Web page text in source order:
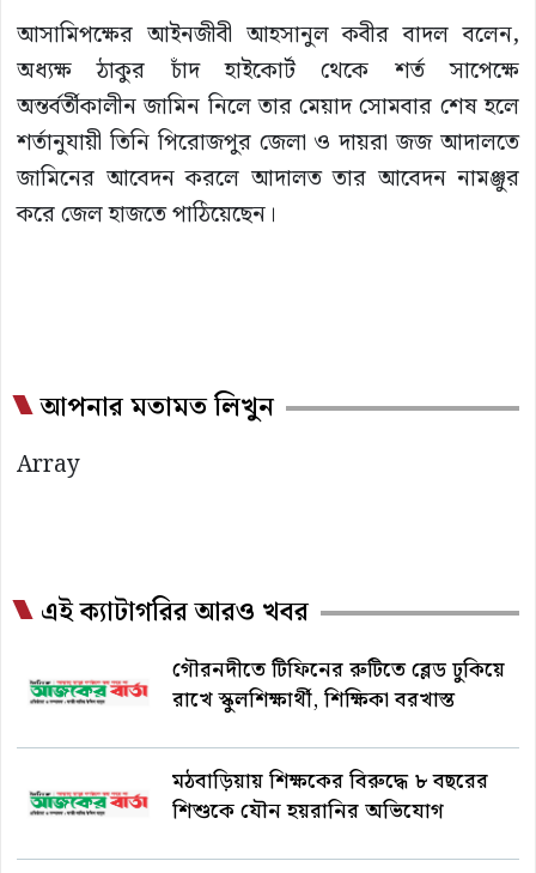
আসামিপক্ষের আইনজীবী আহসানুল কবীর বাদল বলেন,
অধ্যক্ষ ঠাকুর চাঁদ হাইকোর্ট থেকে শর্ত সাপেক্ষে
অন্তর্বর্তীকালীন জামিন নিলে তার মেয়াদ সোমবার শেষ হলে
শর্তানুযায়ী তিনি পিরোজপুর জেলা ও দায়রা জজ আদালতে
জামিনের আবেদন করলে আদালত তার আবেদন নামঞ্জুর
করে জেল হাজতে পাঠিয়েছেন।
আপনার মতামত লিখুন
Array
এই ক্যাটাগরির আরও খবর
গৌরনদীতে টিফিনের রুটিতে ব্লেড ঢুকিয়ে
রাখে স্কুলশিক্ষার্থী, শিক্ষিকা বরখাস্ত
মঠবাড়িয়ায় শিক্ষকের বিরুদ্ধে ৮ বছরের
শিশুকে যৌন হয়রানির অভিযোগ